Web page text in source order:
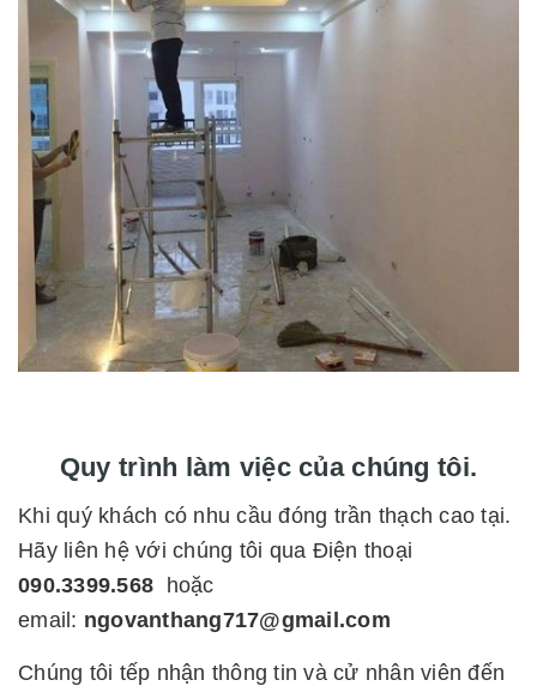
Quy trình làm việc của chúng tôi.
Khi quý khách có nhu cầu đóng trần thạch cao tại.
Hãy liên hệ với chúng tôi qua Điện thoại
090.3399.568 hoặc
email: ngovanthang717@gmail.com
Chúng tôi tếp nhận thông tin và cử nhân viên đến